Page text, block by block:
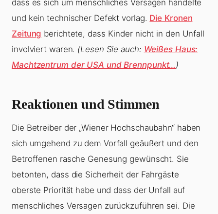
dass es sich um menschliches Versagen handelte
und kein technischer Defekt vorlag. Die Kronen
Zeitung berichtete, dass Kinder nicht in den Unfall
involviert waren. (Lesen Sie auch: Weißes Haus:
Machtzentrum der USA und Brennpunkt…)
Reaktionen und Stimmen
Die Betreiber der „Wiener Hochschaubahn“ haben
sich umgehend zu dem Vorfall geäußert und den
Betroffenen rasche Genesung gewünscht. Sie
betonten, dass die Sicherheit der Fahrgäste
oberste Priorität habe und dass der Unfall auf
menschliches Versagen zurückzuführen sei. Die